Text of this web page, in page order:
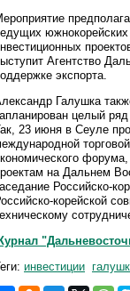
южнокорейских
Агентство
экспорта.
Галушка
целый
23 июня в Сеуле
на Дальнем
Российско-
корейской
инвестиции